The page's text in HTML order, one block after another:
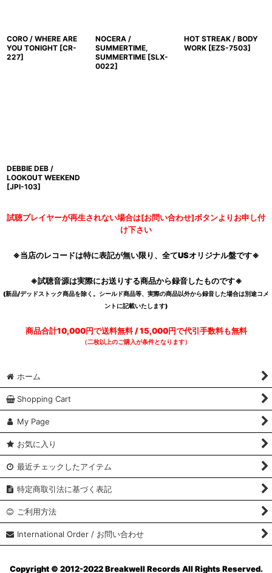
CORO / WHERE ARE
YOU TONIGHT [CR-
227]
NOCERA /
SUMMERTIME,
SUMMERTIME [SLX-
0022]
HOT STREAK / BODY
WORK [EZS-7503]
DEBBIE DEB /
LOOKOUT WEEKEND
[JPI-103]
試聴プレイヤーが再生されない場合は[お問い合わせ]ボタンよりお申し付
け下さい
※当店のレコードは特に表記が無い限り、全てUSオリジナル盤です※
※試聴音源は実際にお送りする商品から録音したものです※
(新品/デッドストック商品を除く。シールド商品等、実際の商品以外から録音した場合は別途コメ
ントに記載いたします)
商品合計10,000円で送料無料 / 15,000円で代引手数料も無料
（二枚以上のご購入が条件となります）
ホーム
Shopping Cart
My Page
お気に入り
最近チェックしたアイテム
特定商取引法に基づく表記
ご利用方法
International Order / お問い合わせ
Copyright © 2012-2022 Breakwell Records All Rights Reserved.